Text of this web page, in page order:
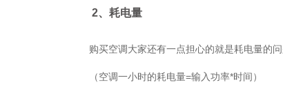
2、耗电量
购买空调大家还有一点担心的就是耗电量的问
（空调一小时的耗电量=输入功率*时间）